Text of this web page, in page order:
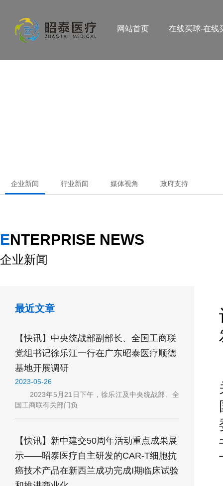
网站首页 在线买球-在线
企业新闻 行业新闻 媒体视角 政府支持
ENTERPRISE NEWS
企业新闻
最近文章
【快讯】中央统战部副部长、全国工商联
党组书记徐乐江一行在广东昭泰医疗顺德
基地开展调研
2023-05-26
2023年5月21日下午，徐乐江及中央统战部、全
国工商联有关部门负
【快讯】新中建交50周年活动重点成果展
示——昭泰医疗自主研发的CAR-T细胞抗
癌技术产品在新西兰成功完成I期临床试验